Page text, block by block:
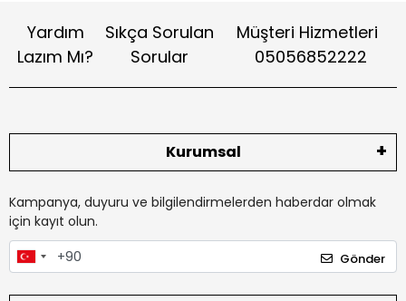
Yardım
Lazım Mı?
Sıkça Sorulan
Sorular
Müşteri Hizmetleri
05056852222
Kurumsal
Kampanya, duyuru ve bilgilendirmelerden haberdar olmak
için kayıt olun.
Gönder